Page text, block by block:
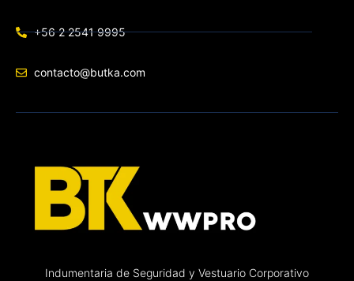
+56 2 2541 9995
contacto@butka.com
Indumentaria de Seguridad y Vestuario Corporativo